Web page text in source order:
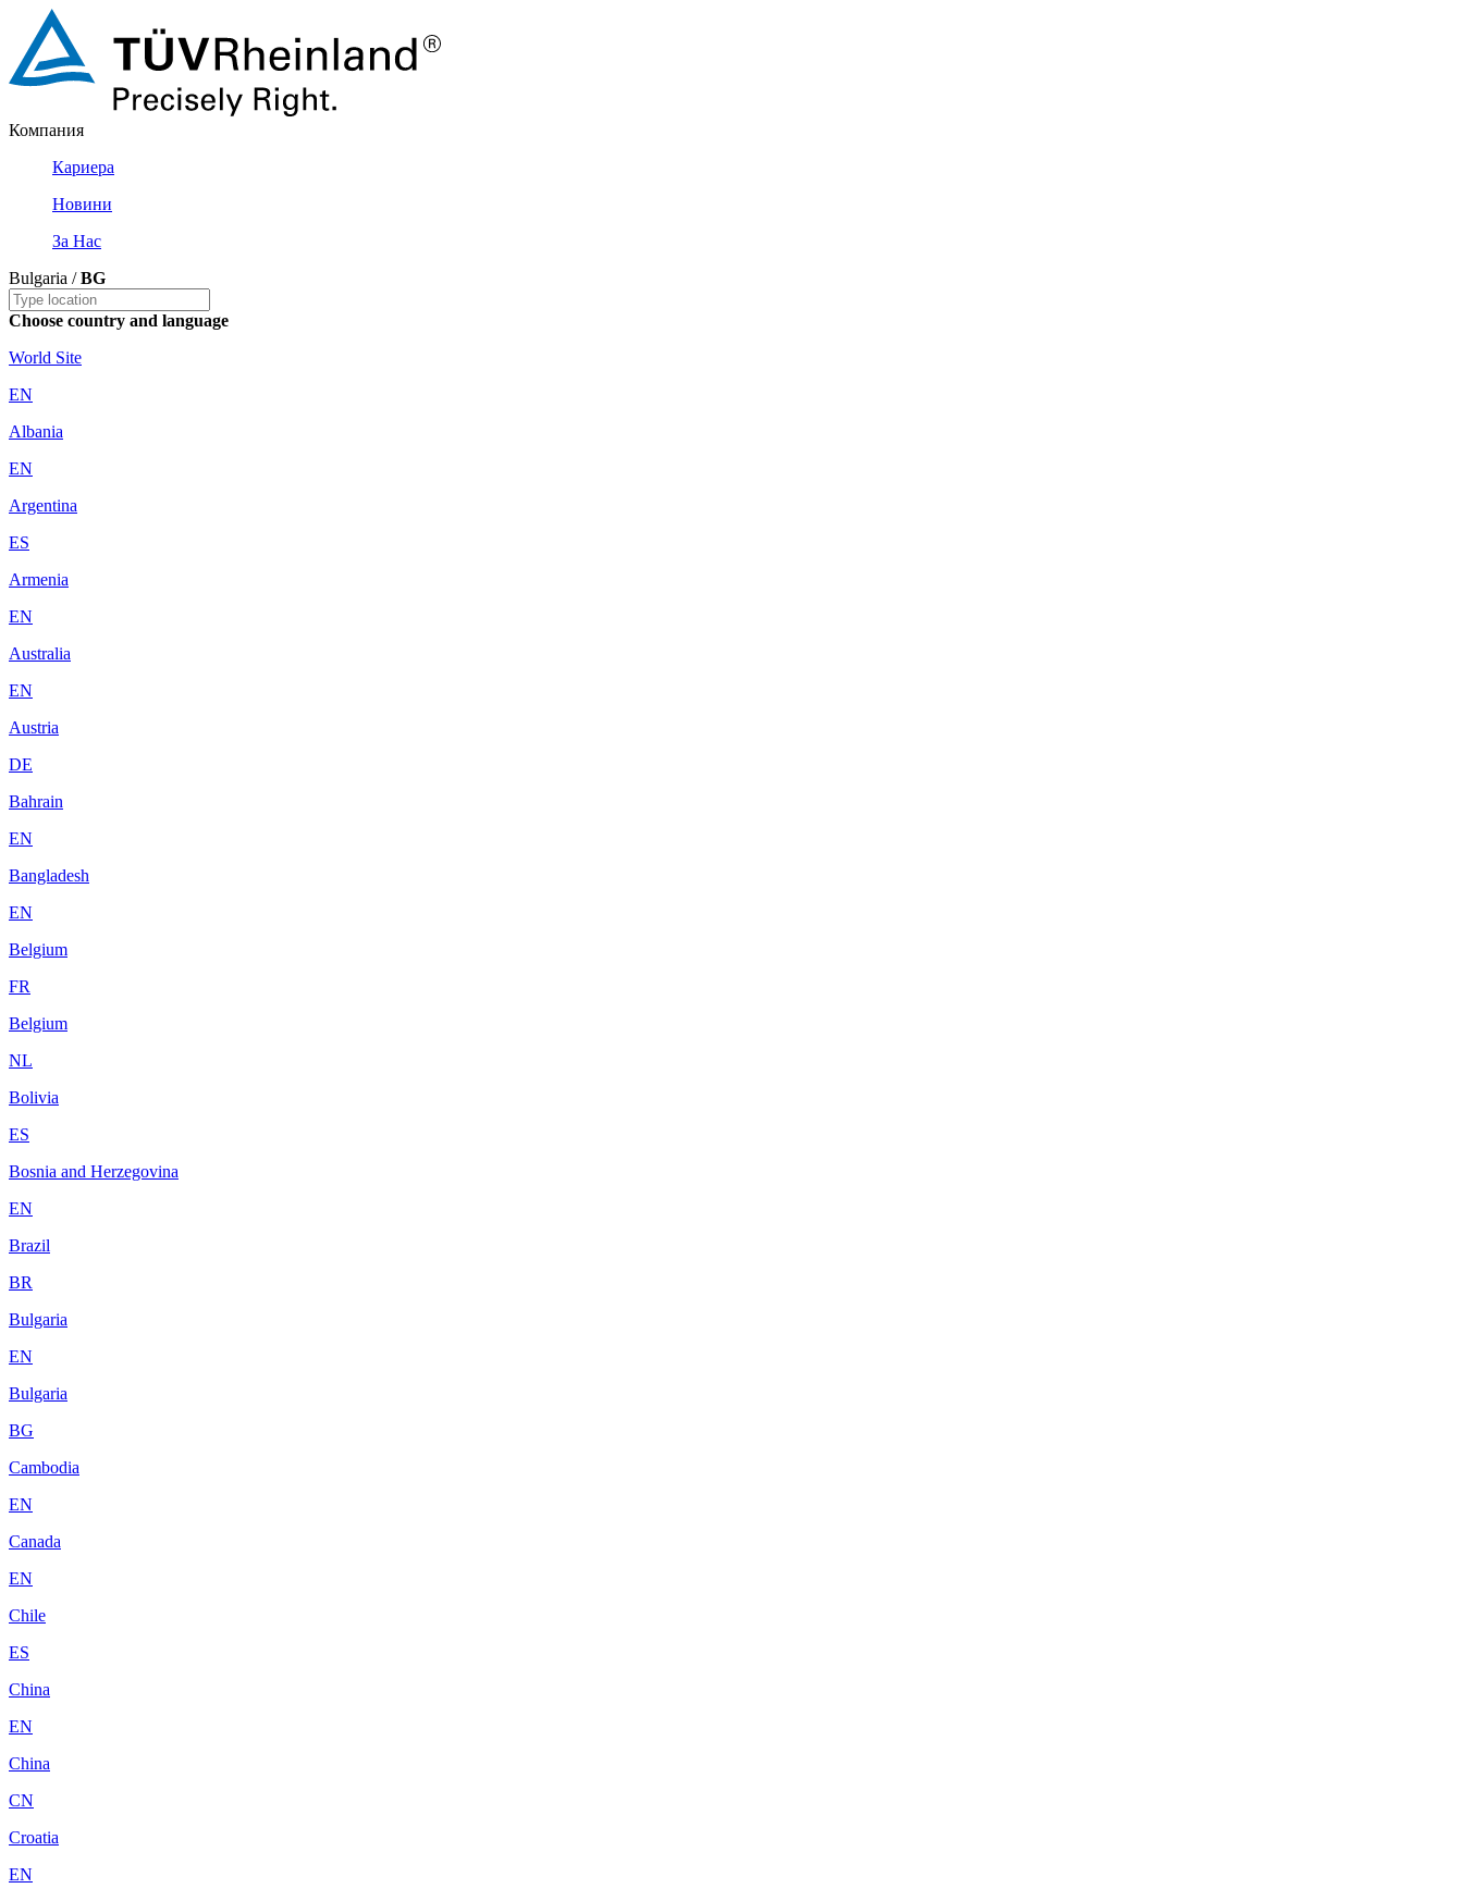
Компания
Кариера
Новини
За Нас
Bulgaria /BG
Choose country and language
World Site
EN
Albania
EN
Argentina
ES
Armenia
EN
Australia
EN
Austria
DE
Bahrain
EN
Bangladesh
EN
Belgium
FR
Belgium
NL
Bolivia
ES
Bosnia and Herzegovina
EN
Brazil
BR
Bulgaria
EN
Bulgaria
BG
Cambodia
EN
Canada
EN
Chile
ES
China
EN
China
CN
Croatia
EN